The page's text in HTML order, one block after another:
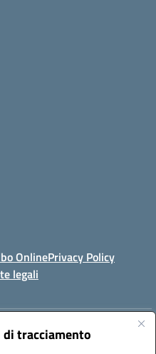
tracciamento
OnlinePrivacy Policy
legali
– Tropea (VV)